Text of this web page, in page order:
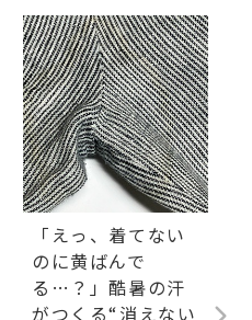
「えっ、着てない
のに黄ばんで
る…？」酷暑の汗
がつくる“消えない